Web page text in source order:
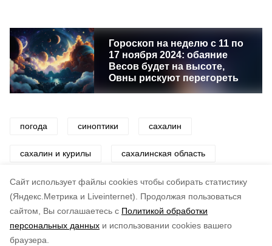
Cайт использует файлы cookies чтобы собирать статистику
(Яндекс.Метрика и Liveinternet).
Продолжая пользоваться
сайтом, Вы соглашаетесь с Политикой обработки
персональных данных и использовании cookies вашего
браузера.
Гороскоп на неделю с 11 по
17 ноября 2024: обаяние
Весов будет на высоте,
Овны рискуют перегореть
погода синоптики сахалин
сахалин и курилы сахалинская область
снег дождь ветер циклон
по оценке